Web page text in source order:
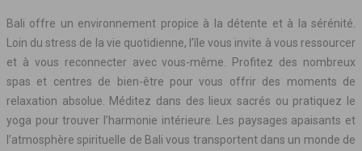
Bali offre un environnement propice à la détente et à la sérénité.
Loin du stress de la vie quotidienne, l’île vous invite à vous ressourcer
et à vous reconnecter avec vous-même. Profitez des nombreux
spas et centres de bien-être pour vous offrir des moments de
relaxation absolue. Méditez dans des lieux sacrés ou pratiquez le
yoga pour trouver l’harmonie intérieure. Les paysages apaisants et
l’atmosphère spirituelle de Bali vous transportent dans un monde de